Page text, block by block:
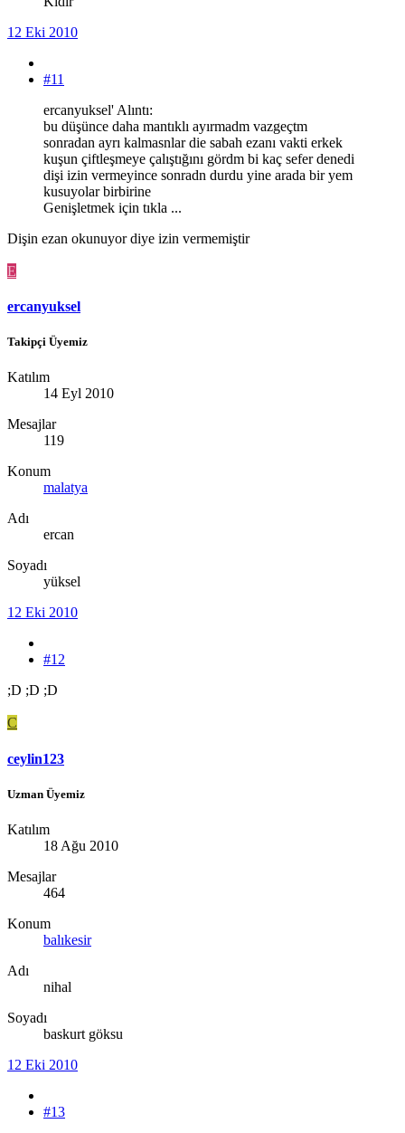
12 Eki 2010
#11
ercanyuksel' Alıntı:
bu düşünce daha mantıklı ayırmadm vazgeçtm
sonradan ayrı kalmasnlar die sabah ezanı vakti erkek
kuşun çiftleşmeye çalıştığını gördm bi kaç sefer denedi
dişi izin vermeyince sonradn durdu yine arada bir yem
kusuyolar birbirine
Genişletmek için tıkla ...
Dişin ezan okunuyor diye izin vermemiştir
E
ercanyuksel
Takipçi Üyemiz
Katılım
14 Eyl 2010
Mesajlar
119
Konum
malatya
Adı
ercan
Soyadı
yüksel
12 Eki 2010
#12
;D ;D ;D
C
ceylin123
Uzman Üyemiz
Katılım
18 Ağu 2010
Mesajlar
464
Konum
balıkesir
Adı
nihal
Soyadı
baskurt göksu
12 Eki 2010
#13